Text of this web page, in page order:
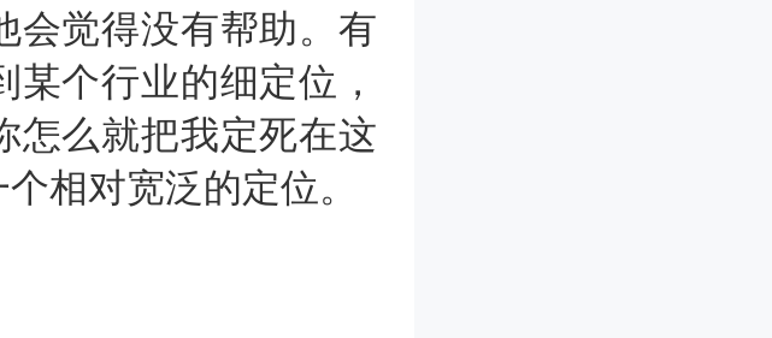
会觉得没有帮助。有
个行业的细定位，
怎么就把我定死在这
相对宽泛的定位。